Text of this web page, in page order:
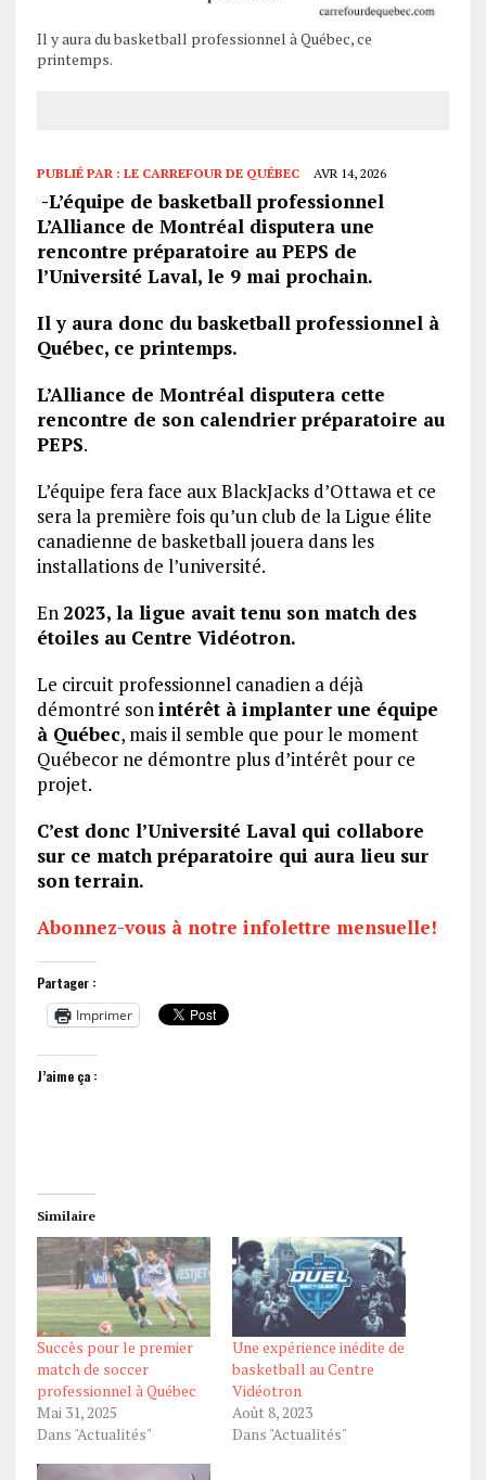
Il y aura du basketball professionnel à Québec, ce
printemps.
PUBLIÉ PAR : LE CARREFOUR DE QUÉBEC AVR 14, 2026
-L’équipe de basketball professionnel
L’Alliance de Montréal disputera une
rencontre préparatoire au PEPS de
l’Université Laval, le 9 mai prochain.
Il y aura donc du basketball professionnel à
Québec, ce printemps.
L’Alliance de Montréal disputera cette
rencontre de son calendrier préparatoire au
PEPS.
L’équipe fera face aux BlackJacks d’Ottawa et ce
sera la première fois qu’un club de la Ligue élite
canadienne de basketball jouera dans les
installations de l’université.
En 2023, la ligue avait tenu son match des
étoiles au Centre Vidéotron.
Le circuit professionnel canadien a déjà
démontré sonintérêt à implanter une équipe
à Québec, mais il semble que pour le moment
Québecor ne démontre plus d’intérêt pour ce
projet.
C’est donc l’Université Laval qui collabore
sur ce match préparatoire qui aura lieu sur
son terrain.
Abonnez-vous à notre infolettre mensuelle!
Partager :
Imprimer
J’aime ça :
Similaire
Succès pour le premier
match de soccer
professionnel à Québec
Mai 31, 2025
Dans "Actualités"
Une expérience inédite de
basketball au Centre
Vidéotron
Août 8, 2023
Dans "Actualités"